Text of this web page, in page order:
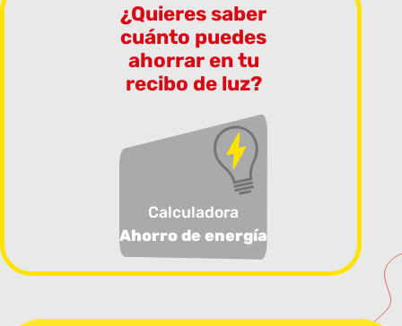
¿Quieres saber
cuánto puedes
ahorrar en tu
recibo de luz?
Calculadora
Ahorro de energía